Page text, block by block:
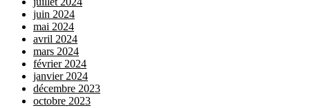
juin 2024
mai 2024
avril 2024
mars 2024
février 2024
janvier 2024
décembre 2023
octobre 2023